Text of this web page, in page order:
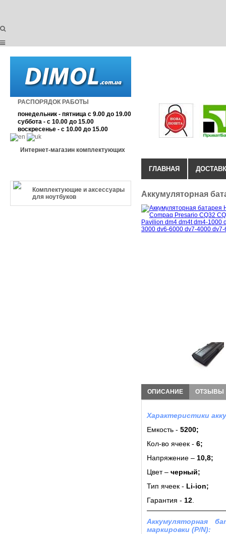
РАСПОРЯДОК РАБОТЫ
понедельник - пятница с 9.00 до 19.00
суббота - с 10.00 до 15.00
воскресенье - с 10.00 до 15.00
Интернет-магазин комплектующих
Комплектующие и аксессуары
для ноутбуков
ГЛАВНАЯ
Аккумуляторная
ОПИСАНИЕ ОТЗЫВЫ
Характеристики
Емкость - 5200;
Кол-во ячеек - 6;
Напряжение – 10,8;
Цвет – черный;
Тип ячеек - Li-ion;
Гарантия - 12
Аккумуляторная
маркировки (P/N):